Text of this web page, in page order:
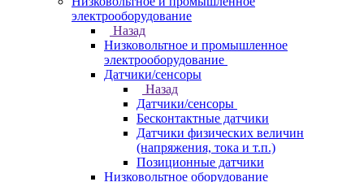
электрооборудование
Назад
Низковольтное и промышленное
электрооборудование
Датчики/сенсоры
Назад
Датчики/сенсоры
Бесконтактные датчики
Датчики физических величин
(напряжения, тока и т.п.)
Позиционные датчики
Низковольтное оборудование